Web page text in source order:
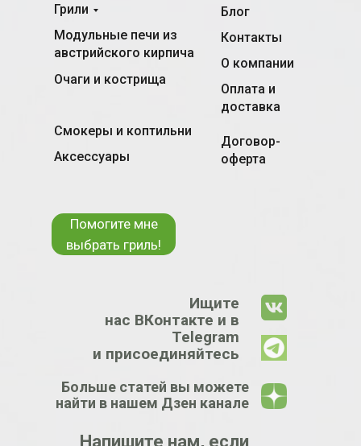
Напишите нам, если
Модульные печи из
австрийского кирпича
Смокеры и коптильни
Очаги и кострища
Контакты
Блог
О компании
Оплата и
доставка
Аксессуары
Грили
Ищите
нас ВКонтакте и в
Telegram
и присоединяйтесь
Помогите мне
выбрать гриль!
Договор-
оферта
Больше статей вы можете
найти в нашем Дзен канале